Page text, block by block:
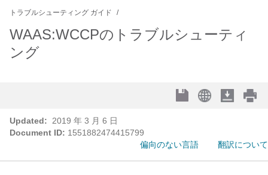
トラブルシューティング ガイド
WAAS:WCCPのトラブルシューティ
ング
Updated:
2019 年 3 月 6 日
Document ID: 1551882474415799
偏向のない言語
翻訳について